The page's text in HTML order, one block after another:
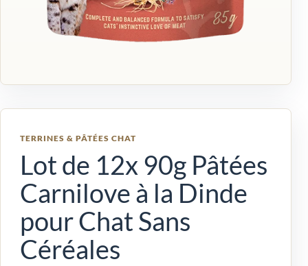
TERRINES & PÂTÉES CHAT
Lot de 12x 90g Pâtées
Carnilove à la Dinde
pour Chat Sans
Céréales